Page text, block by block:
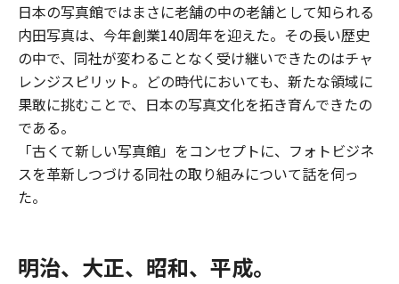
日本の写真館ではまさに老舗の中の老舗として知られる
内田写真は、今年創業140周年を迎えた。その長い歴史
の中で、同社が変わることなく受け継いできたのはチャ
レンジスピリット。どの時代においても、新たな領域に
果敢に挑むことで、日本の写真文化を拓き育んできたの
である。
「古くて新しい写真館」をコンセプトに、フォトビジネ
スを革新しつづける同社の取り組みについて話を伺っ
た。
明治、大正、昭和、平成。